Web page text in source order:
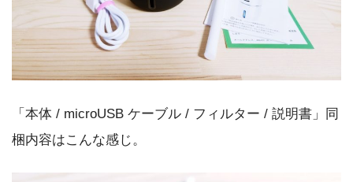
「本体 / microUSB ケーブル / フィルター / 説明書」同
梱内容はこんな感じ。